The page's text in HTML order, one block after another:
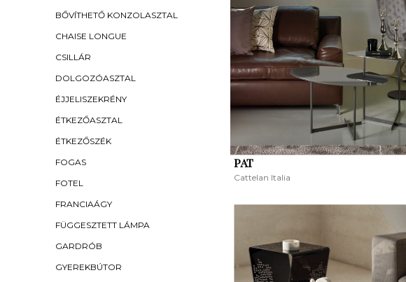
BŐVÍTHETŐ KONZOLASZTAL
CHAISE LONGUE
CSILLÁR
DOLGOZÓASZTAL
ÉJJELISZEKRÉNY
ÉTKEZŐASZTAL
ÉTKEZŐSZÉK
FOGAS
FOTEL
FRANCIAÁGY
FÜGGESZTETT LÁMPA
GARDRÓB
GYEREKBÚTOR
PAT
Cattelan Italia